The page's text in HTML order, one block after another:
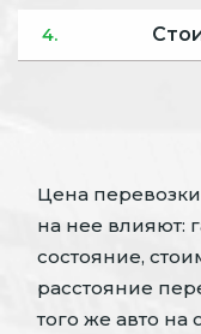
4.
Цена
на нее влияют:
состояние,
расстояние
того же авто на